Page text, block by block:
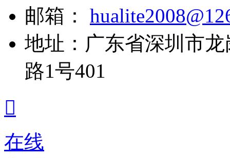
邮箱：
地址： 广东省深圳市
路1号401

在线